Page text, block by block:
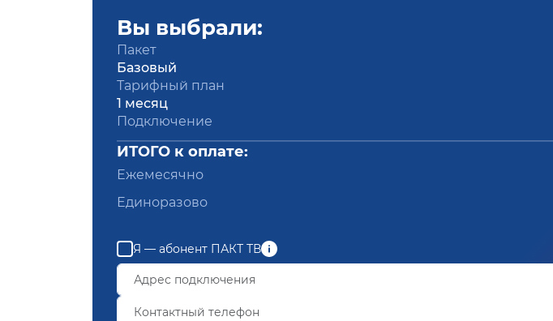
Вы выбрали:
Пакет
Базовый
Тарифный план
1 месяц
Подключение
ИТОГО к оплате:
Ежемесячно
Единоразово
Я — абонент ПАКТ ТВ